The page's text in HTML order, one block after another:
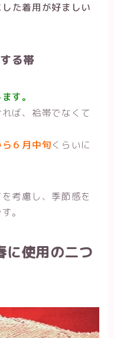
た着用が好ましい
る帯
す。
ば、袷帯でなくて
６月中旬くらいに
考慮し、季節感を
。
に使用の二つ